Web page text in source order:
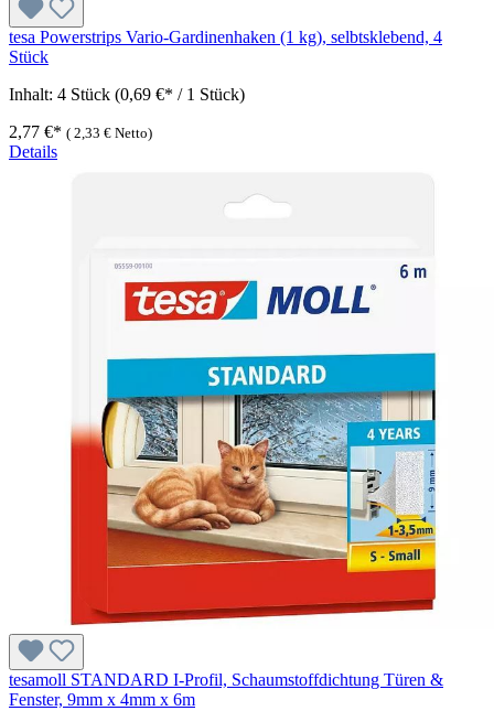
tesa Powerstrips Vario-Gardinenhaken (1 kg), selbtsklebend, 4
Stück
Inhalt: 4 Stück (0,69 €* / 1 Stück)
2,77 €* ( 2,33 € Netto)
Details
tesamoll STANDARD I-Profil, Schaumstoffdichtung Türen &
Fenster, 9mm x 4mm x 6m